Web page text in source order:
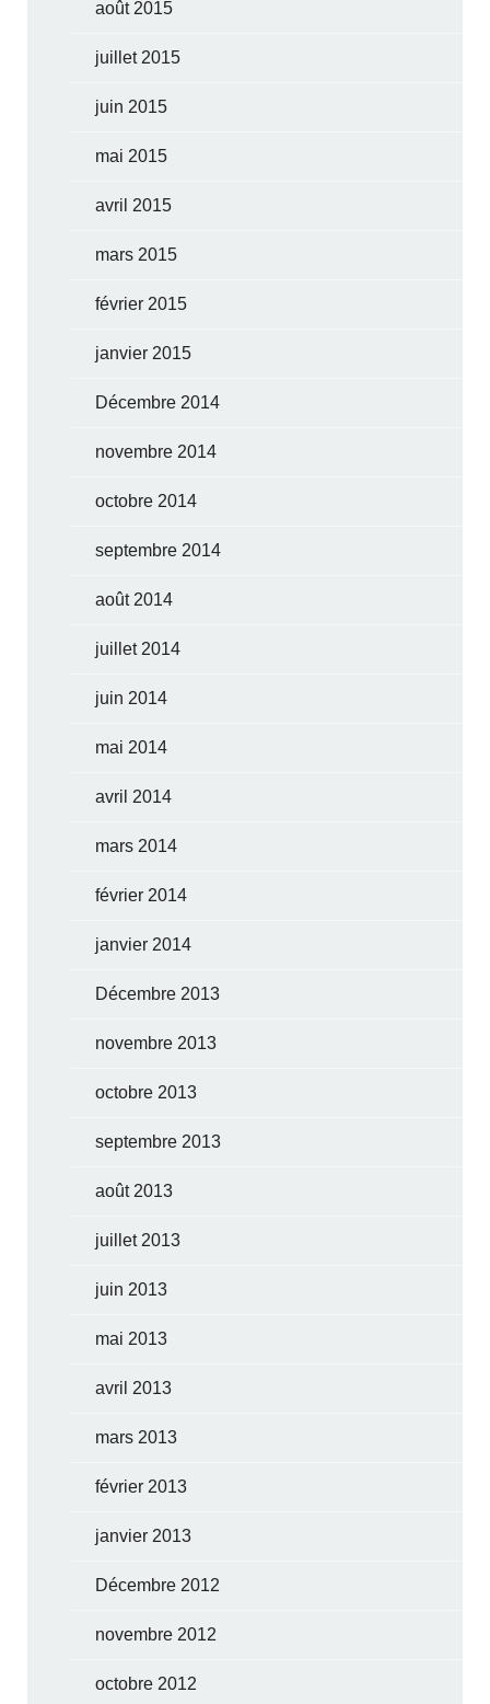
août 2015
juillet 2015
juin 2015
mai 2015
avril 2015
mars 2015
février 2015
janvier 2015
Décembre 2014
novembre 2014
octobre 2014
septembre 2014
août 2014
juillet 2014
juin 2014
mai 2014
avril 2014
mars 2014
février 2014
janvier 2014
Décembre 2013
novembre 2013
octobre 2013
septembre 2013
août 2013
juillet 2013
juin 2013
mai 2013
avril 2013
mars 2013
février 2013
janvier 2013
Décembre 2012
novembre 2012
octobre 2012